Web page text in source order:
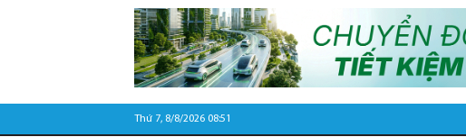
Thứ 7, 8/8/2026 08:51